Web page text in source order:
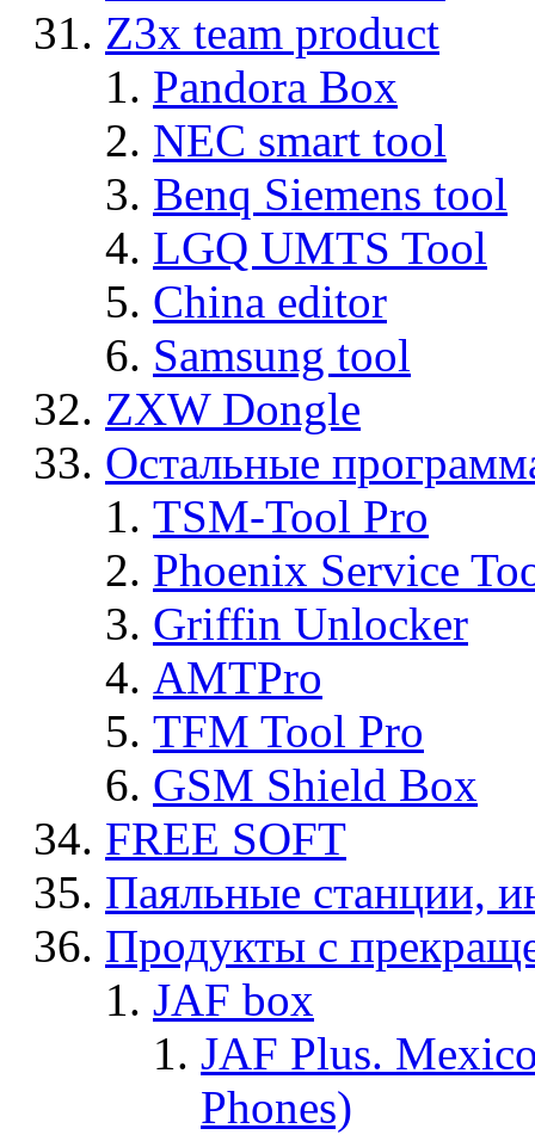
Z3x team product
Pandora Box
NEC smart tool
Benq Siemens tool
LGQ UMTS Tool
China editor
Samsung tool
ZXW Dongle
Остальные
TSM-Tool Pro
Phoenix Service
Griffin Unlocker
AMTPro
TFM Tool Pro
GSM Shield Box
FREE SOFT
Паяльные станции,
Продукты с
JAF box
JAF Plus.
Phones)